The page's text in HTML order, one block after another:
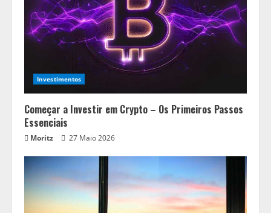
Investimentos
Começar a Investir em Crypto – Os Primeiros Passos
Essenciais
Moritz 27 Maio 2026